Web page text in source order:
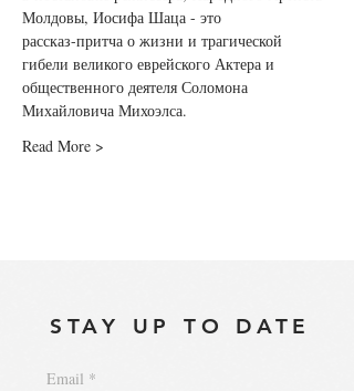
Молдовы, Иосифа Шаца - это
рассказ-притча о жизни и трагической
гибели великого еврейского Актера и
общественного деятеля Соломона
Михайловича Михоэлса.
Read More >
STAY UP TO DATE